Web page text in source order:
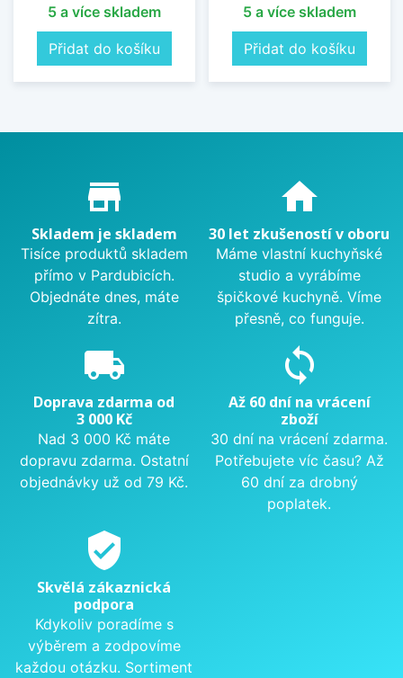
5 a více skladem
Přidat do košíku
5 a více skladem
Přidat do košíku
Proč nakupovat u nás?
store_mall_directory
Skladem je skladem
Tisíce produktů skladem
přímo v Pardubicích.
Objednáte dnes, máte
zítra.
home
30 let zkušeností v oboru
Máme vlastní kuchyňské
studio a vyrábíme
špičkové kuchyně. Víme
přesně, co funguje.
local_shipping
Doprava zdarma od
3 000 Kč
Nad 3 000 Kč máte
dopravu zdarma. Ostatní
objednávky už od 79 Kč.
sync
Až 60 dní na vrácení
zboží
30 dní na vrácení zdarma.
Potřebujete víc času? Až
60 dní za drobný
poplatek.
verified_user
Skvělá zákaznická
podpora
Kdykoliv poradíme s
výběrem a zodpovíme
každou otázku. Sortiment